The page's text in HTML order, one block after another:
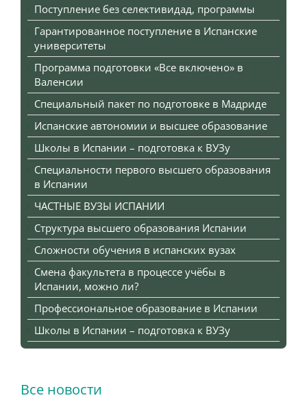
Поступление без селективидад, программы
Гарантированное поступление в Испанские
университеты
Программа подготовки «Все включено» в
Валенсии
Специальный пакет по подготовке в Мадриде
Испанские автономии и высшее образование
Школы в Испании – подготовка к ВУЗу
Специальности первого высшего образования
в Испании
ЧАСТНЫЕ ВУЗЫ ИСПАНИИ
Структура высшего образования Испании
Сложности обучения в испанских вузах
Смена факультета в процессе учёбы в
Испании, можно ли?
Профессиональное образование в Испании
Школы в Испании – подготовка к ВУЗу
Все новости